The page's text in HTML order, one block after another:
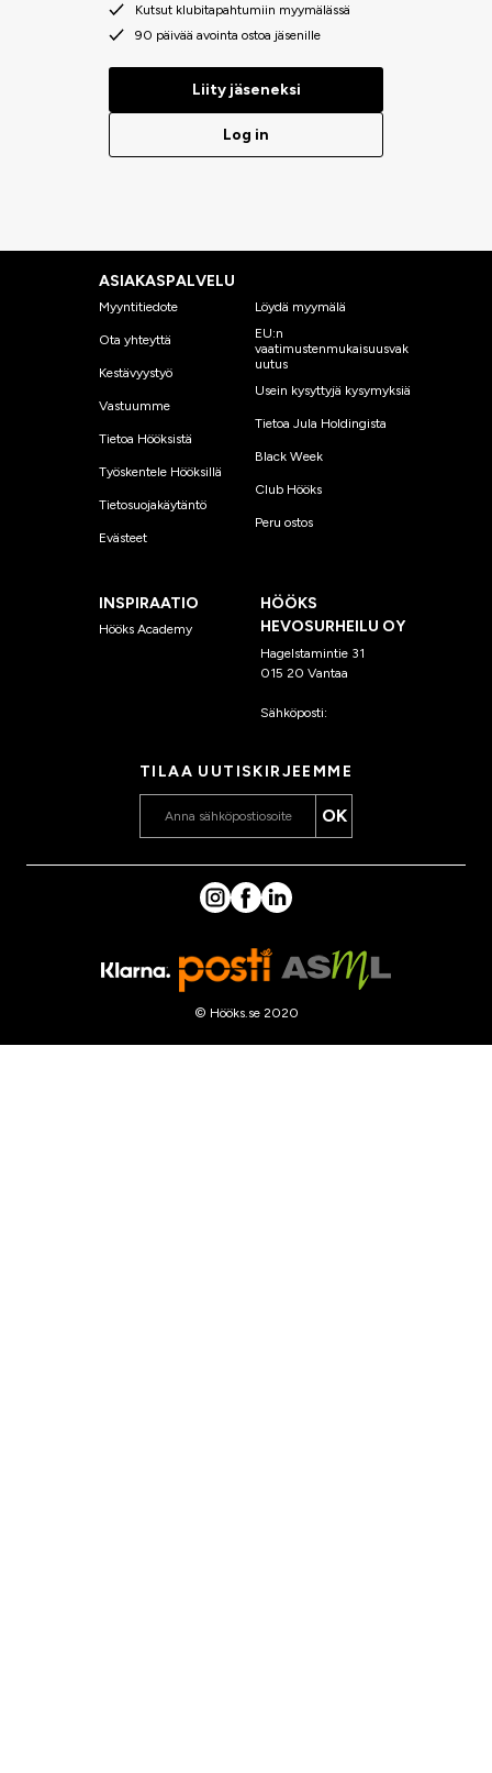
Kutsut klubitapahtumiin myymälässä
90 päivää avointa ostoa jäsenille
Liity jäseneksi
Log in
ASIAKASPALVELU
Myyntitiedote
Ota yhteyttä
Kestävyystyö
Vastuumme
Tietoa Hööksistä
Työskentele Hööksillä
Tietosuojakäytäntö
Evästeet
Löydä myymälä
EU:n
vaatimustenmukaisuusvak
uutus
Usein kysyttyjä kysymyksiä
Tietoa Jula Holdingista
Black Week
Club Hööks
Peru ostos
INSPIRAATIO
Hööks Academy
HÖÖKS
HEVOSURHEILU OY
Hagelstamintie 31
015 20 Vantaa
Sähköposti:
TILAA UUTISKIRJEEMME
OK
© Hööks.se 2020